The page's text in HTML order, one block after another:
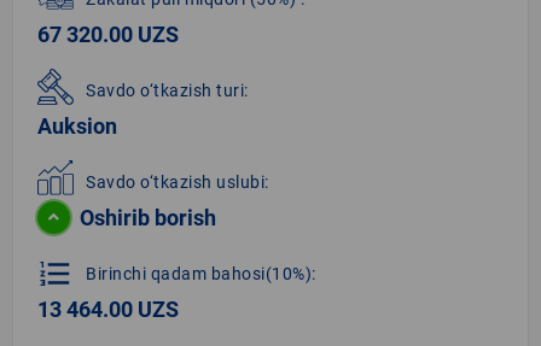
67 320.00 UZS
Savdo o‘tkazish turi:
Auksion
Savdo o‘tkazish uslubi:
Oshirib borish
format_list_numbered Birinchi qadam bahosi(10%):
13 464.00 UZS